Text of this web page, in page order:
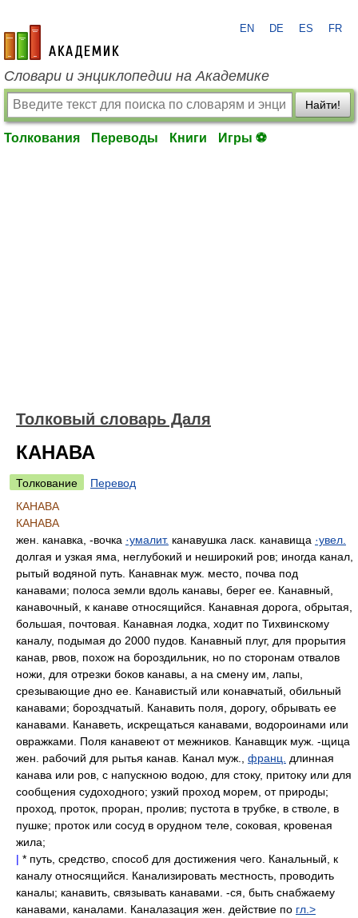
academic.ru
EN DE ES FR
Словари и энциклопедии на Академике
Найти!
Толкования Переводы Книги Игры ⚽
Толковый словарь Даля
КАНАВА
Толкование
Перевод
КАНАВА
КАНАВА
жен. канавка, -вочка ·умалит. канавушка ласк. канавища ·увел.
долгая и узкая яма, неглубокий и неширокий ров; иногда канал,
рытый водяной путь. Канавнак муж. место, почва под
канавами; полоса земли вдоль канавы, берег ее. Канавный,
канавочный, к канаве относящийся. Канавная дорога, обрытая,
большая, почтовая. Канавная лодка, ходит по Тихвинскому
каналу, подымая до 2000 пудов. Канавный плуг, для прорытия
канав, рвов, похож на бороздильник, но по сторонам отвалов
ножи, для отрезки боков канавы, а на смену им, лапы,
срезывающие дно ее. Канавистый или конавчатый, обильный
канавами; бороздчатый. Канавить поля, дорогу, обрывать ее
канавами. Канаветь, искрещаться канавами, водороинами или
овражками. Поля канавеют от межников. Канавщик муж. -щица
жен. рабочий для рытья канав. Канал муж., франц.
длинная
канава или ров, с напускною водою, для стоку, притоку или для
сообщения судоходного; узкий проход морем, от природы;
проход, проток, проран, пролив; пустота в трубке, в стволе, в
пушке; проток или сосуд в орудном теле, соковая, кровеная
жила;
| * путь, средство, способ для достижения чего. Канальный, к
каналу относящийся. Канализировать местность, проводить
каналы; канавить, связывать канавами. -ся, быть снабжаему
канавами, каналами. Каналазация жен. действие по гл.>